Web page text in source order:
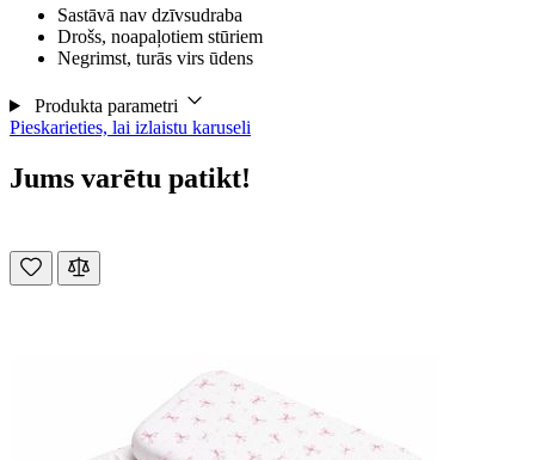
Sastāvā nav dzīvsudraba
Drošs, noapaļotiem stūriem
Negrimst, turās virs ūdens
Produkta parametri
Pieskarieties, lai izlaistu karuseli
Jums varētu patikt!